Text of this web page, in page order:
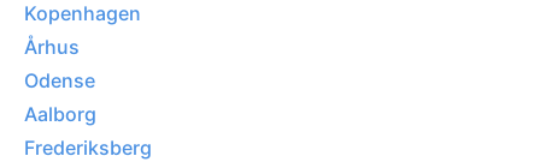
Kopenhagen
Århus
Odense
Aalborg
Frederiksberg